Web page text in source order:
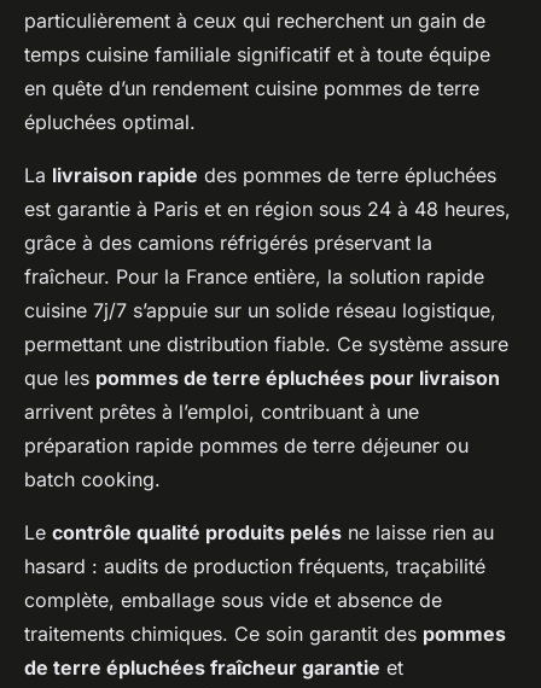
particulièrement à ceux qui recherchent un gain de
temps cuisine familiale significatif et à toute équipe
en quête d’un rendement cuisine pommes de terre
épluchées optimal.
La livraison rapide des pommes de terre épluchées
est garantie à Paris et en région sous 24 à 48 heures,
grâce à des camions réfrigérés préservant la
fraîcheur. Pour la France entière, la solution rapide
cuisine 7j/7 s’appuie sur un solide réseau logistique,
permettant une distribution fiable. Ce système assure
que les pommes de terre épluchées pour livraison
arrivent prêtes à l’emploi, contribuant à une
préparation rapide pommes de terre déjeuner ou
batch cooking.
Le contrôle qualité produits pelés ne laisse rien au
hasard : audits de production fréquents, traçabilité
complète, emballage sous vide et absence de
traitements chimiques. Ce soin garantit des pommes
de terre épluchées fraîcheur garantie et